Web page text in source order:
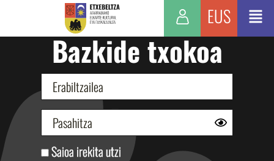
EUS
Bazkide txokoa
Saioa irekita utzi